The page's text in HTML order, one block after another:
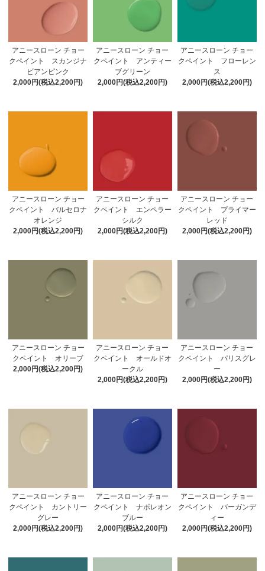
アニースローン チョー
クペイント スカンジナ
ビアンピンク
2,000円(税込2,200円)
アニースローン チョー
クペイント アンティー
ブグリーン
2,000円(税込2,200円)
アニースローン チョー
クペイント フローレン
ス
2,000円(税込2,200円)
アニースローン チョー
クペイント バルセロナ
オレンジ
2,000円(税込2,200円)
アニースローン チョー
クペイント エンペラー
シルク
2,000円(税込2,200円)
アニースローン チョー
クペイント プライマー
レッド
2,000円(税込2,200円)
アニースローン チョー
クペイント オリーブ
2,000円(税込2,200円)
アニースローン チョー
クペイント オールドオ
ークル
2,000円(税込2,200円)
アニースローン チョー
クペイント パリスグレ
ー
2,000円(税込2,200円)
アニースローン チョー
クペイント カントリー
グレー
2,000円(税込2,200円)
アニースローン チョー
クペイント ナポレオン
ブルー
2,000円(税込2,200円)
アニースローン チョー
クペイント バーガンデ
ィー
2,000円(税込2,200円)